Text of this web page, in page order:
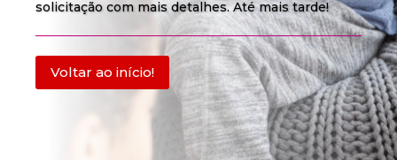
solicitação com mais detalhes. Até mais tarde!
Voltar ao início!